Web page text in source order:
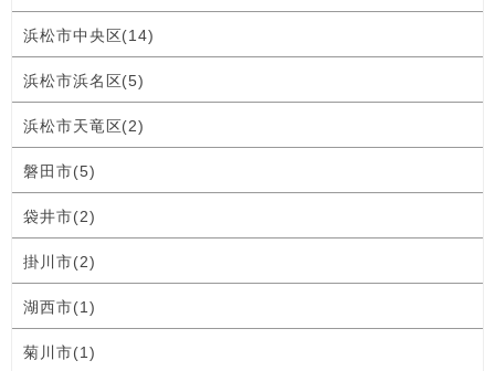
浜松市中央区(14)
浜松市浜名区(5)
浜松市天竜区(2)
磐田市(5)
袋井市(2)
掛川市(2)
湖西市(1)
菊川市(1)